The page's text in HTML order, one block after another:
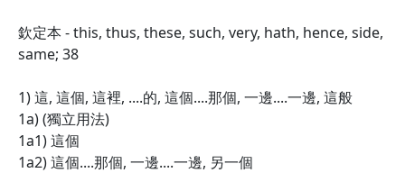
欽定本 - this, thus, these, such, very, hath, hence, side,
same; 38
1) 這, 這個, 這裡, ....的, 這個....那個, 一邊....一邊, 這般
1a) (獨立用法)
1a1) 這個
1a2) 這個....那個, 一邊....一邊, 另一個